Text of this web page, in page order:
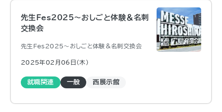
先生Fes2025～おしごと体験＆名刺
交換会
先生Fes2025～おしごと体験＆名刺交換会
2025年02月06日（木)
就職関連 一般 西展示館